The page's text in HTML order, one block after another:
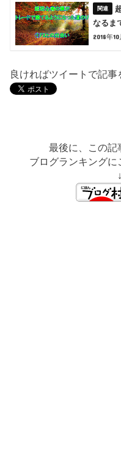
なるま
2018年10
良ければツイートで記事
最後に、この記
ブログランキングに